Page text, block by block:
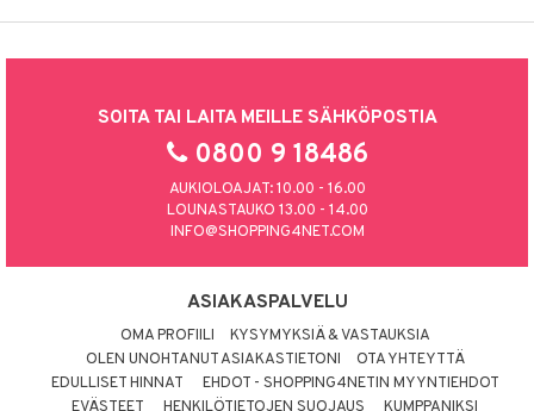
SOITA TAI LAITA MEILLE SÄHKÖPOSTIA
0800 9 18486
AUKIOLOAJAT: 10.00 - 16.00
LOUNASTAUKO 13.00 - 14.00
INFO@SHOPPING4NET.COM
ASIAKASPALVELU
OMA PROFIILI
KYSYMYKSIÄ & VASTAUKSIA
OLEN UNOHTANUT ASIAKASTIETONI
OTA YHTEYTTÄ
EDULLISET HINNAT
EHDOT - SHOPPING4NETIN MYYNTIEHDOT